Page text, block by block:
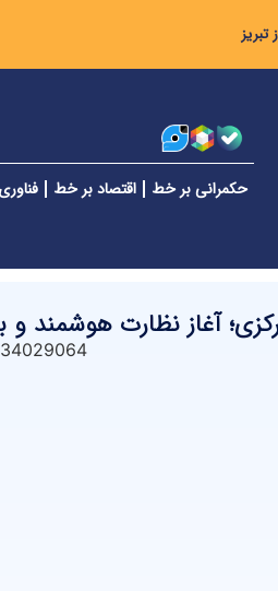
حکمرانی بر خط اقتصاد بر خط
آغاز نظارت هوشمند و